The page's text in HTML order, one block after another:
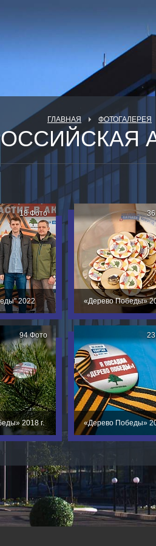
ГЛАВНАЯ ФОТОГАЛЕРЕЯ
2022
18 Фото
«Дерево Победы»
2018 г.
94 Фото
«Дерево Победы»